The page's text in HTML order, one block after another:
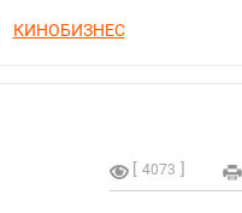
КИНОБИЗНЕС
4073